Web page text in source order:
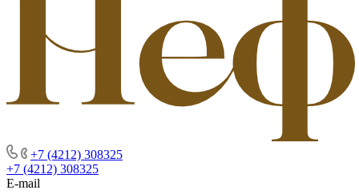
+7 (4212) 308325
+7 (4212) 308325
E-mail